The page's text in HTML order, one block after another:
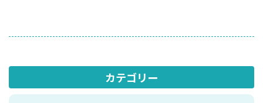
カテゴリー